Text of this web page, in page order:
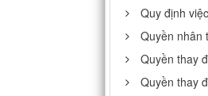
Quy định
Quyền nhân
Quyền thay
Quyền thay